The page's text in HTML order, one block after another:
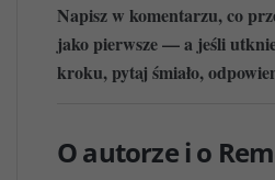
Napisz w komentarzu, co
jako pierwsze — a jeśli
kroku, pytaj śmiało,
O autorze i o